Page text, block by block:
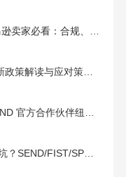
2026 年跨境电商最新政策解读｜亚马逊卖家必看：合规、成本与物流新机遇
美国海运、关税、亚马逊FBA费用最新政策解读与应对策略（2026版）
专业FBA物流运输服务商 | 亚马逊 SEND 官方合作伙伴纽酷国际物流
2026亚马逊FBA头程物流怎么选不踩坑？SEND/FIST/SPN官方认证物流商，只有这家敢承诺“准达率第一”